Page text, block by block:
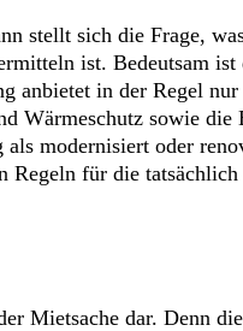
stellt sich die Frage,
ist. Bedeutsam
anbietet in der Regel
Wärmeschutz sowie die
als modernisiert oder
Regeln für die
Mietsache dar. Denn